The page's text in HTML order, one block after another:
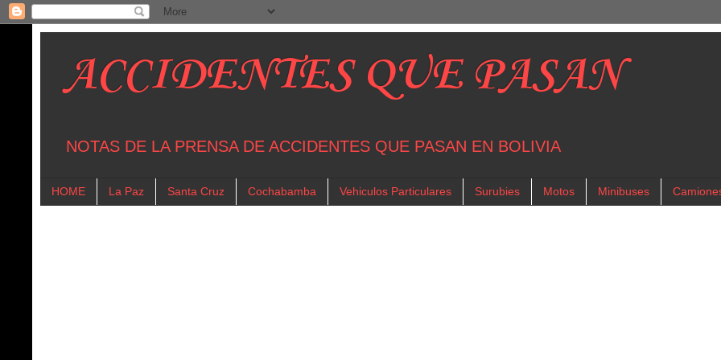
ACCIDENTES QUE PASAN
NOTAS DE LA PRENSA DE ACCIDENTES QUE PASAN EN BOLIVIA
HOME La Paz Santa Cruz Cochabamba Vehiculos Particulares Surubies Motos Minibuses